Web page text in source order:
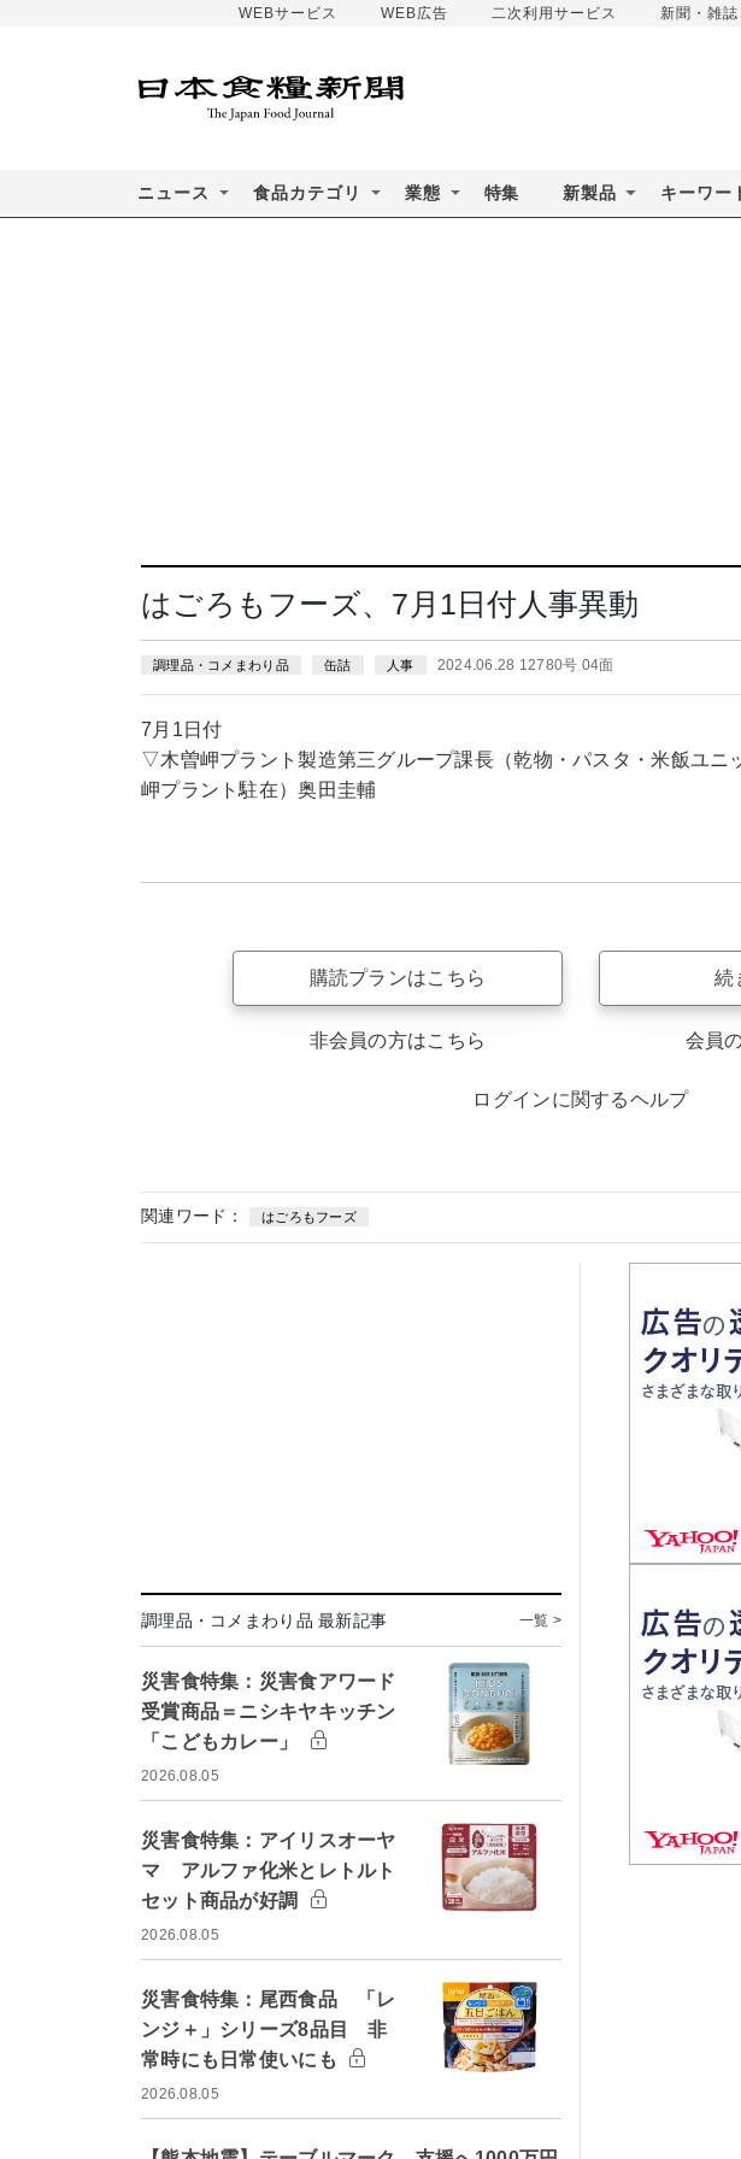
WEBサービス WEB広告 二次利用サービス 新聞・雑誌
ニュース 食品カテゴリ 業態 特集 新製品 キーワー
はごろもフーズ、7月1日付人事異動
調理品・コメまわり品 缶詰 人事 2024.06.28 12780号 04面
7月1日付
▽木曽岬プラント製造第三グループ課長（乾物・パスタ・米飯ユニ
岬プラント駐在）奥田圭輔
購読プランはこちら
非会員の方はこちら
続
会員
ログインに関するヘルプ
関連ワード： はごろもフーズ
調理品・コメまわり品 最新記事 一覧 >
災害食特集：災害食アワード
受賞商品＝ニシキヤキッチン
「こどもカレー」
2026.08.05
災害食特集：アイリスオーヤ
マ アルファ化米とレトルト
セット商品が好調
2026.08.05
災害食特集：尾西食品 「レ
ンジ＋」シリーズ8品目 非
常時にも日常使いにも
2026.08.05